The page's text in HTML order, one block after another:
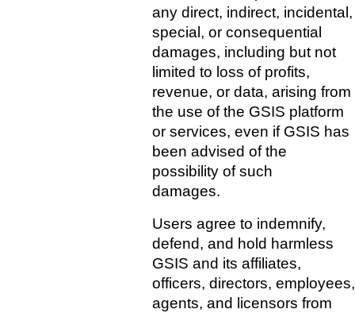
any direct, indirect, incidental,
special, or consequential
damages, including but not
limited to loss of profits,
revenue, or data, arising from
the use of the GSIS platform
or services, even if GSIS has
been advised of the
possibility of such
damages.
Users agree to indemnify,
defend, and hold harmless
GSIS and its affiliates,
officers, directors, employees,
agents, and licensors from